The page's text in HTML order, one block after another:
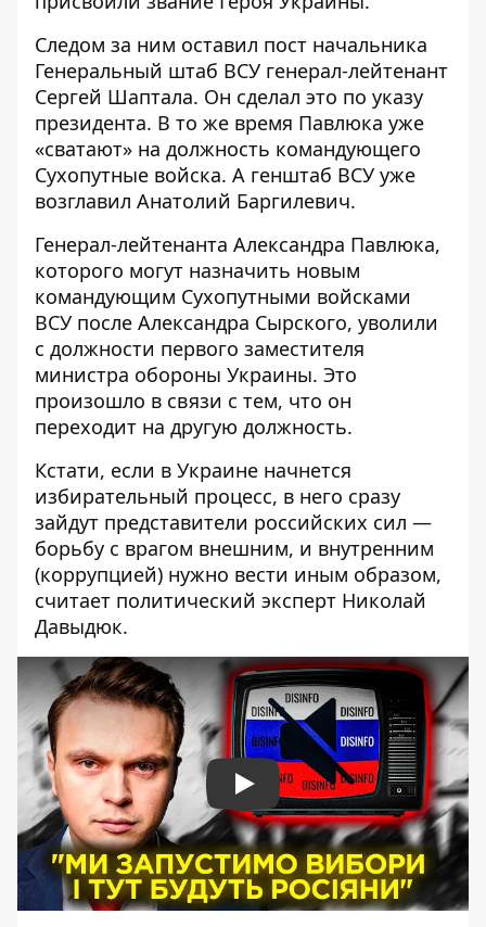
Следом за ним оставил пост начальника
Генеральный штаб ВСУ генерал-лейтенант
Сергей Шаптала. Он сделал это по указу
президента. В то же время Павлюка уже
«сватают» на должность командующего
Сухопутные войска. А генштаб ВСУ уже
возглавил Анатолий Баргилевич.
Генерал-лейтенанта Александра Павлюка,
которого могут назначить новым
командующим Сухопутными войсками
ВСУ после Александра Сырского, уволили
с должности первого заместителя
министра обороны Украины. Это
произошло в связи с тем, что он
переходит на другую должность.
Кстати, если в Украине начнется
избирательный процесс, в него сразу
зайдут представители российских сил —
борьбу с врагом внешним, и внутренним
(коррупцией) нужно вести иным образом,
считает политический эксперт Николай
Давыдюк.
Play